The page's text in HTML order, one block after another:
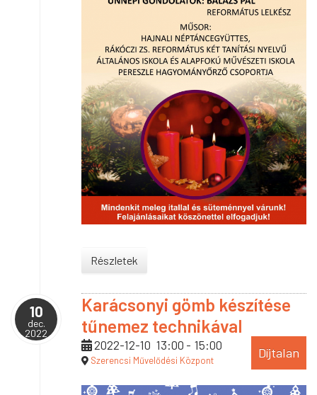
Részletek
10
dec.
2022
Karácsonyi gömb készítése
tűnemez technikával
2022-12-10 13:00 - 15:00
Szerencsi Művelődési Központ Díjtalan